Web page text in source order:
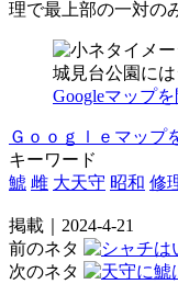
理で最上部の一対の
城見台公園に
Googleマップを
Ｇｏｏｇｌｅマップ
キーワード
鯱 雌 大天守 昭和 修
掲載｜2024-4-21
前のネタ
次のネタ